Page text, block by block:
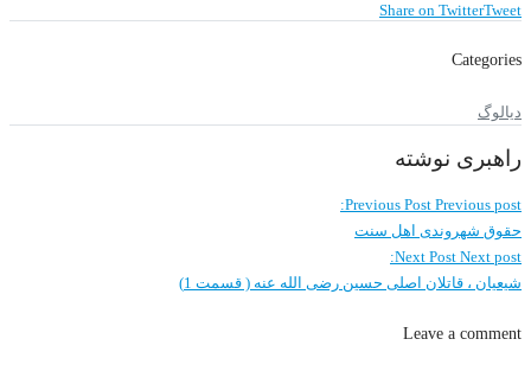
Share on TwitterTweet
Categories
دیالوگ
راهبری نوشته
Previous Post Previous post:
حقوق شهروندی اهل سنت
Next Post Next post:
شیعیان ، قاتلان اصلی حسین رضی الله عنه ( قسمت 1)
Leave a comment